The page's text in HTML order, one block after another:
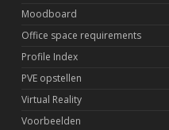
Moodboard
Office space requirements
Profile Index
PVE opstellen
Virtual Reality
Voorbeelden